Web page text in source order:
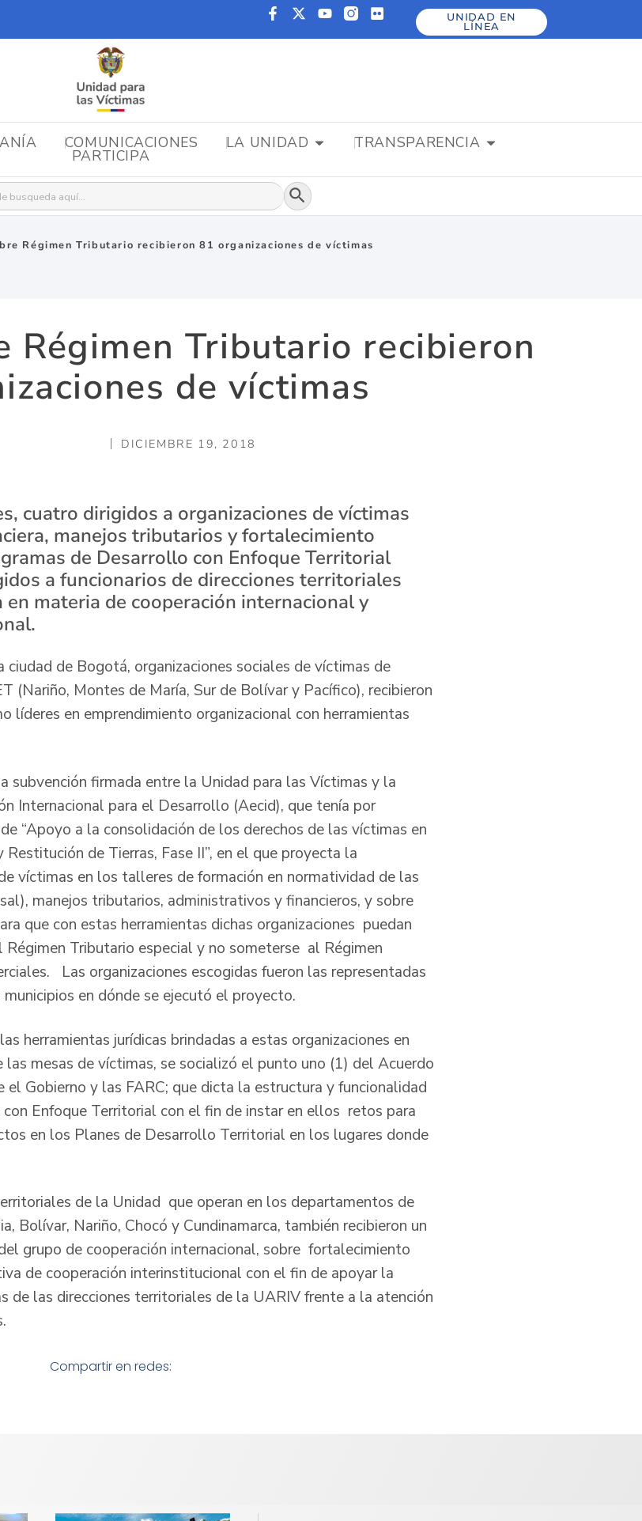
UNIDAD EN
LÍNEA
COMUNICACIONES LA UNIDAD TRANSPARENCIA
PARTICIPA
Botón de búsqueda
Régimen Tributario recibieron 81 organizaciones de víctimas
Régimen Tributario recibieron
de víctimas
DICIEMBRE 19, 2018
cuatro dirigidos a organizaciones de víctimas
manejos tributarios y fortalecimiento
de Desarrollo con Enfoque Territorial
a funcionarios de direcciones territoriales
materia de cooperación internacional y
ciudad de Bogotá, organizaciones sociales de víctimas de
(Nariño, Montes de María, Sur de Bolívar y Pacífico), recibieron
líderes en emprendimiento organizacional con herramientas
subvención firmada entre la Unidad para las Víctimas y la
Internacional para el Desarrollo (Aecid), que tenía por
“Apoyo a la consolidación de los derechos de las víctimas en
de Tierras, Fase II”, en el que proyecta la
víctimas en los talleres de formación en normatividad de las
manejos tributarios, administrativos y financieros, y sobre
que con estas herramientas dichas organizaciones puedan
Tributario especial y no someterse al Régimen
Las organizaciones escogidas fueron las representadas
en dónde se ejecutó el proyecto.
herramientas jurídicas brindadas a estas organizaciones en
mesas de víctimas, se socializó el punto uno (1) del Acuerdo
Gobierno y las FARC; que dicta la estructura y funcionalidad
Enfoque Territorial con el fin de instar en ellos retos para
en los Planes de Desarrollo Territorial en los lugares donde
de la Unidad que operan en los departamentos de
Bolívar, Nariño, Chocó y Cundinamarca, también recibieron un
grupo de cooperación internacional, sobre fortalecimiento
de cooperación interinstitucional con el fin de apoyar la
de las direcciones territoriales de la UARIV frente a la atención
Compartir en redes: